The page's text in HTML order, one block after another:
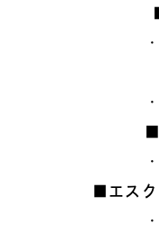
・
・
・
■エス
・